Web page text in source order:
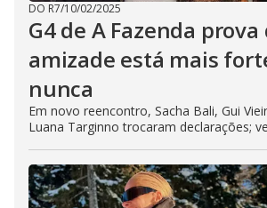
DO R7/10/02/2025
G4 de A Fazenda prova
amizade está mais
nunca
Em novo reencontro, Sacha Bali, Gui
Luana Targinno trocaram declarações;